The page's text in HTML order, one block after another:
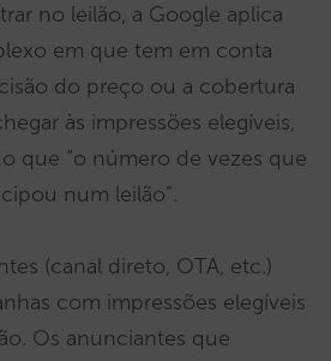
no leilão, a Google aplica
em que tem em conta
do preço ou a cobertura
às impressões elegíveis,
que “o número de vezes que
num leilão”.
(canal direto, OTA, etc.)
com impressões elegíveis
Os anunciantes que